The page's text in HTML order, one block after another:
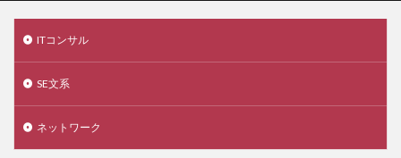
ITコンサル
SE文系
ネットワーク